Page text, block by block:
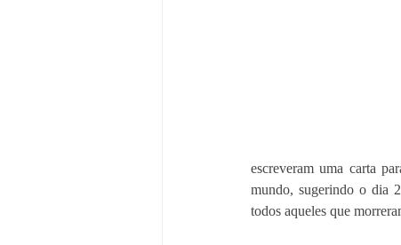
escreveram uma carta
mundo, sugerindo o dia
todos aqueles que